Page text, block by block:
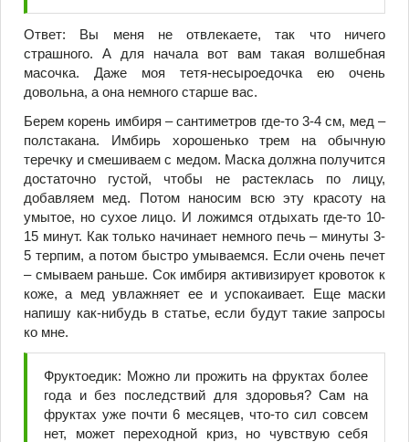
Ответ: Вы меня не отвлекаете, так что ничего
страшного. А для начала вот вам такая волшебная
масочка. Даже моя тетя-несыроедочка ею очень
довольна, а она немного старше вас.
Берем корень имбиря – сантиметров где-то 3-4 см, мед –
полстакана. Имбирь хорошенько трем на обычную
теречку и смешиваем с медом. Маска должна получится
достаточно густой, чтобы не растеклась по лицу,
добавляем мед. Потом наносим всю эту красоту на
умытое, но сухое лицо. И ложимся отдыхать где-то 10-
15 минут. Как только начинает немного печь – минуты 3-
5 терпим, а потом быстро умываемся. Если очень печет
– смываем раньше. Сок имбиря активизирует кровоток к
коже, а мед увлажняет ее и успокаивает. Еще маски
напишу как-нибудь в статье, если будут такие запросы
ко мне.
Фруктоедик: Можно ли прожить на фруктах более
года и без последствий для здоровья? Сам на
фруктах уже почти 6 месяцев, что-то сил совсем
нет, может переходной криз, но чувствую себя